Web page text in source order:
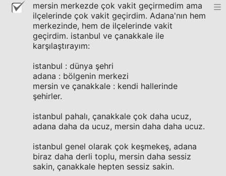
mersin merkezde çok vakit geçirmedim ama
ilçelerinde çok vakit geçirdim. Adana'nın hem
merkezinde, hem de ilçelerinde vakit
geçirdim. istanbul ve çanakkale ile
karşılaştırayım:
istanbul : dünya şehri
adana : bölgenin merkezi
mersin ve çanakkale : kendi hallerinde
şehirler.
istanbul pahalı, çanakkale çok daha ucuz,
adana daha da ucuz, mersin daha daha ucuz.
istanbul genel olarak çok keşmekeş, adana
biraz daha derli toplu, mersin daha sessiz
sakin, çanakkale hepten sessiz sakin.